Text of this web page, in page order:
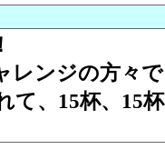
レンジの方々
て、15杯、15